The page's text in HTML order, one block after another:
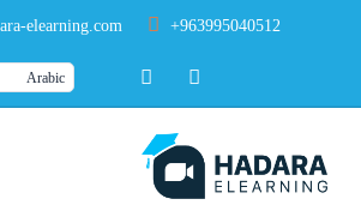
+963995040512
elearning.com